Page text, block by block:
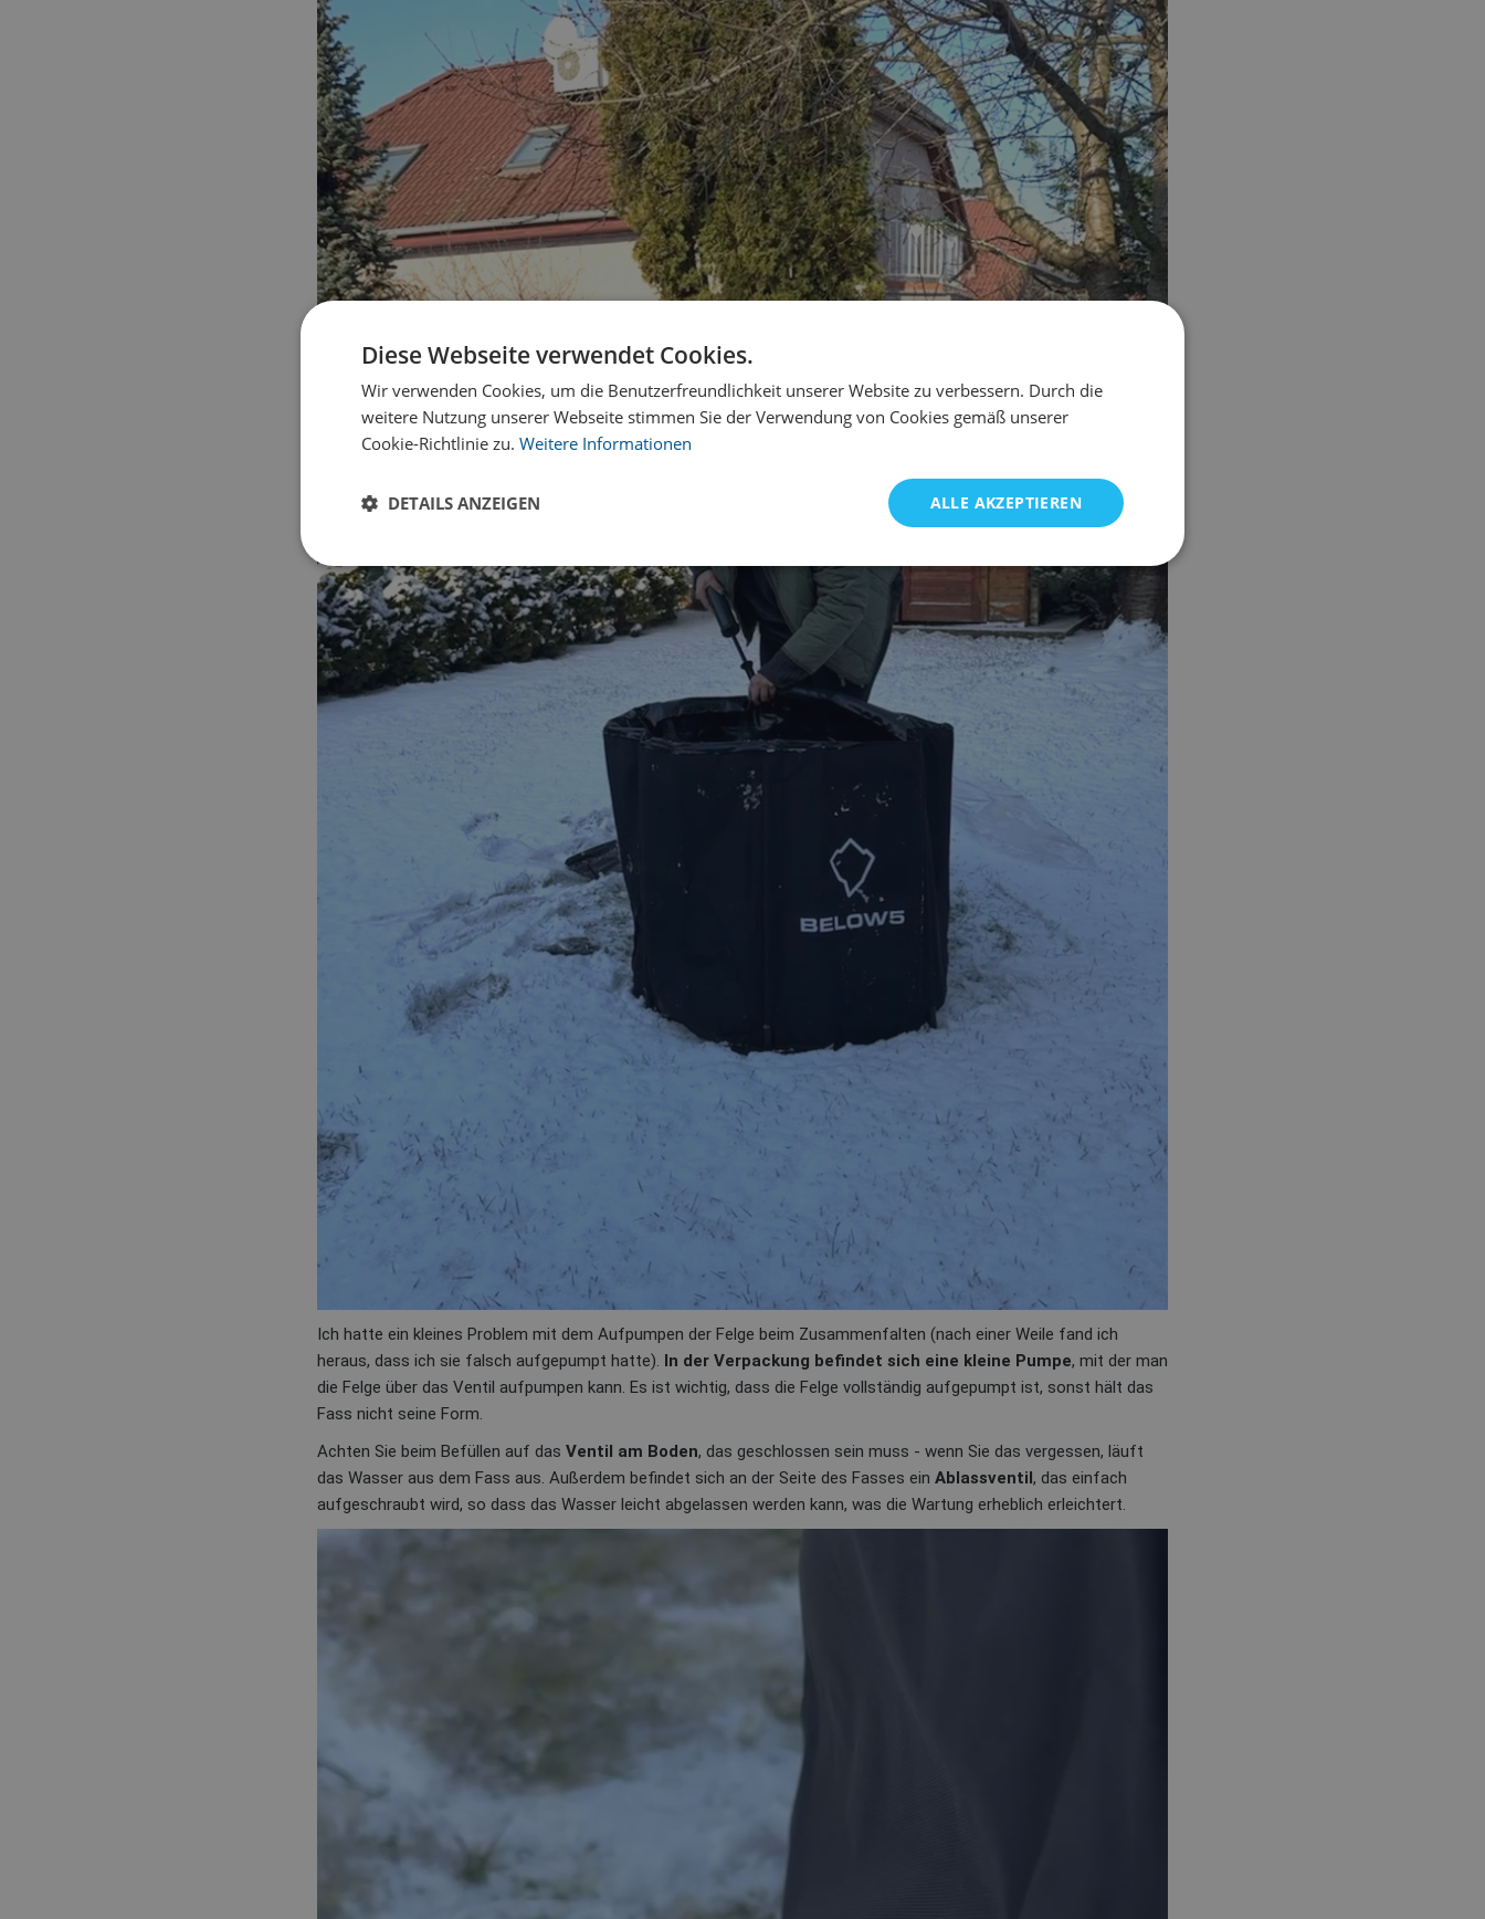
Ich hatte ein kleines Problem mit dem Aufpumpen der Felge beim Zusammenfalten (nach einer Weile fand ich
heraus, dass ich sie falsch aufgepumpt hatte). In der Verpackung befindet sich eine kleine Pumpe, mit der man
die Felge über das Ventil aufpumpen kann. Es ist wichtig, dass die Felge vollständig aufgepumpt ist, sonst hält das
Fass nicht seine Form.
Achten Sie beim Befüllen auf das Ventil am Boden, das geschlossen sein muss - wenn Sie das vergessen, läuft
das Wasser aus dem Fass aus. Außerdem befindet sich an der Seite des Fasses ein Ablassventil, das einfach
aufgeschraubt wird, so dass das Wasser leicht abgelassen werden kann, was die Wartung erheblich erleichtert.
Diese Webseite verwendet Cookies.
Wir verwenden Cookies, um die Benutzerfreundlichkeit unserer Website zu verbessern. Durch die
weitere Nutzung unserer Webseite stimmen Sie der Verwendung von Cookies gemäß unserer
Cookie-Richtlinie zu. Weitere Informationen
ALLE AKZEPTIEREN
DETAILS ANZEIGEN